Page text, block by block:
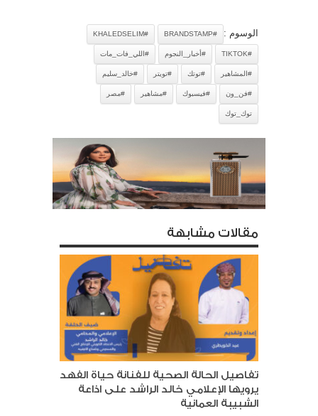
الوسوم : #BRANDSTAMP
#KHALEDSELIM
#TIKTOK #أخبار_النجوم #اللي_فات_مات
#المشاهير #توتك #تويتر #خالد_سليم
#فن_ون #فيسبوك #مشاهير #مصر
توك_توك
مقالات مشابهة
تفاصيل الحالة الصحية للفنانة حياة الفهد
يرويها الإعلامي خالد الراشد على اذاعة
الشبيبة العمانية